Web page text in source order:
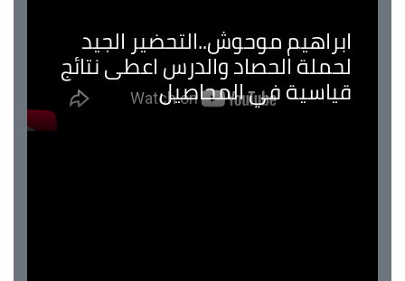
ابراهيم موحوش..التحضير الجيد
لحملة الحصاد والدرس اعطى نتائج
قياسية في المحاصيل